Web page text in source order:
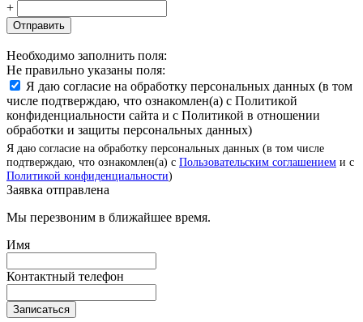
+
Отправить
Необходимо заполнить поля:
Не правильно указаны поля:
Я даю согласие на обработку персональных данных (в том
числе подтверждаю, что ознакомлен(а) с Политикой
конфиденциальности сайта и с Политикой в отношении
обработки и защиты персональных данных)
Я даю согласие на обработку персональных данных (в том числе
подтверждаю, что ознакомлен(а) с Пользовательским соглашением и с
Политикой конфиденциальности)
Заявка отправлена
Мы перезвоним в ближайшее время.
Имя
Контактный телефон
Записаться